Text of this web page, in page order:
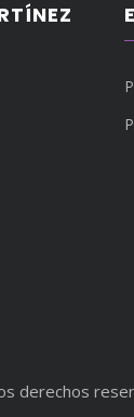
derechos